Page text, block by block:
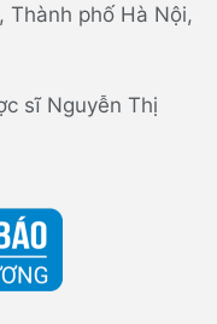
Thành phố Hà Nội,
sĩ Nguyễn Thị